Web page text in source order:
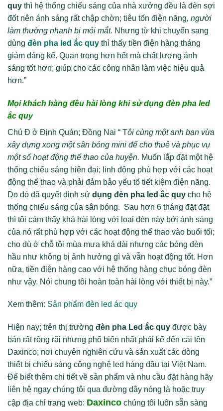
quy thì hệ thống chiếu sáng của nhà xưởng đều là đèn sợi
đốt nên ánh sáng rất chập chờn; tiêu tốn điện năng, người
làm thường nhanh bị mỏi mắt. Nhưng từ khi chuyển sang
dùng đèn pha led ắc quy thì thấy tiền điện hàng tháng
giảm đáng kể. Quan trọng hơn hết mà chất lượng ánh
sáng tốt hơn; giúp cho các công nhân làm việc hiệu quả
hơn.”
Mọi khách hàng đều hài lòng khi sử dụng đèn pha led
ắc quy
Chú Đ ở Định Quán; Đồng Nai “ Tôi cùng một anh bạn vừa
xây dựng xong một sân bóng mini để cho thuê và phục vụ
một số hoạt động thể thao của huyện. Muốn lắp đặt một hệ
thống chiếu sáng hiện đại; linh động phù hợp với các hoạt
động thể thao và phải đảm bảo yếu tố tiết kiệm điện năng.
Do đó đã quyết định sử dụng đèn pha led ắc quy cho hệ
thống chiếu sáng của sân bóng. Sau hơn 6 tháng đặt đặt
thì tôi cảm thấy khá hài lòng với loại đèn này bởi ánh sáng
của nó rất phù hợp với các hoạt động thể thao vào buổi tối;
cho dù ở chỗ tôi mùa mưa khá dài nhưng các bóng đèn
hầu như không bị ảnh hưởng gì và vẫn hoạt động tốt. Hơn
nữa, tiền điện hàng cao với hệ thống hàng chục bóng đèn
như vậy. Nói chung tôi hoàn toàn hài lòng với thiết bị này.”
Xem thêm: Sản phẩm đèn led ác quy
Hiện nay; trên thị trường đèn pha Led ắc quy được bày
bán rất rộng rãi nhưng phổ biến nhất phải kể đến cái tên
Daxinco; nơi chuyên nghiên cứu và sản xuất các dòng
thiết bị chiếu sáng công nghệ led hàng đầu tại Việt Nam.
Để biết thêm chi tiết về sản phẩm và nhu cầu đặt hàng hãy
liên hệ ngay chúng tôi qua đường dây nóng là hoặc truy
cập địa chỉ trang web: Daxinco chúng tôi luôn sẵn sàng